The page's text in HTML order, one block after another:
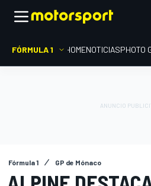
FÓRMULA 1 HOMENOTICIASPHOTO
Fórmula 1 GP de Mónaco